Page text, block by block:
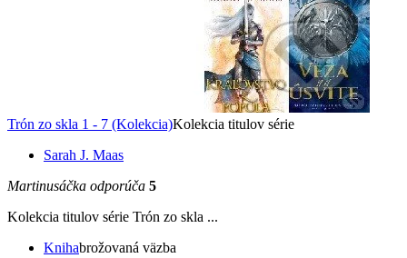
Trón zo skla 1 - 7 (Kolekcia)Kolekcia titulov série
Sarah J. Maas
Martinusáčka odporúča 5
Kolekcia titulov série Trón zo skla ...
Knihabrožovaná väzba